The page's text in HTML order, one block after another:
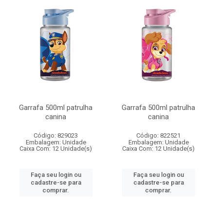
Garrafa 500ml patrulha
canina
Código: 829023
Embalagem: Unidade
Caixa Com: 12 Unidade(s)
Faça seu login ou
cadastre-se para
comprar.
Garrafa 500ml patrulha
canina
Código: 822521
Embalagem: Unidade
Caixa Com: 12 Unidade(s)
Faça seu login ou
cadastre-se para
comprar.